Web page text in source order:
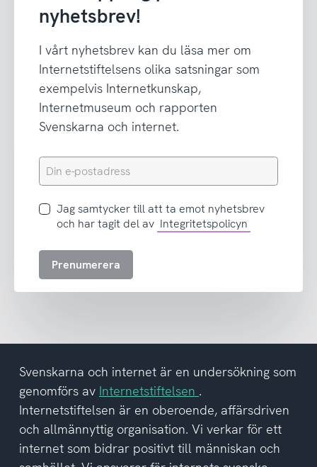
nyhetsbrev!
I vårt nyhetsbrev kan du läsa mer om
Internetstiftelsens olika satsningar som
exempelvis Internetkunskap,
Internetmuseum och rapporten
Svenskarna och internet.
Din
e-
Jag
samtycker
att
del
av
integritetspolicyn
Jag samtycker till att ta emot nyhetsbrev
och har tagit del av Integritetspolicyn
Prenumerera
Svenskarna och internet är en undersökning som
genomförs av Internetstiftelsen .
Internetstiftelsen är en oberoende, affärsdriven
och allmännyttig organisation. Vi verkar för ett
internet som bidrar positivt till människan och